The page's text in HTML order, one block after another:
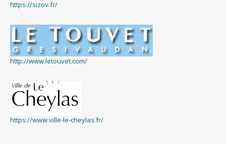
https://sizov.fr/
http://www.letouvet.com/
https://www.ville-le-cheylas.fr/